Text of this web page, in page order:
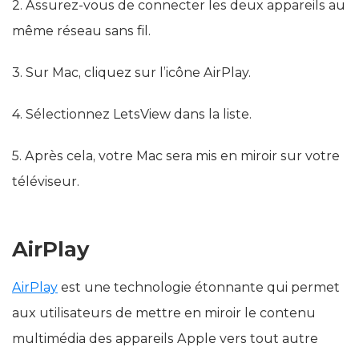
2. Assurez-vous de connecter les deux appareils au
même réseau sans fil.
3. Sur Mac, cliquez sur l’icône AirPlay.
4. Sélectionnez LetsView dans la liste.
5. Après cela, votre Mac sera mis en miroir sur votre
téléviseur.
AirPlay
AirPlay est une technologie étonnante qui permet
aux utilisateurs de mettre en miroir le contenu
multimédia des appareils Apple vers tout autre